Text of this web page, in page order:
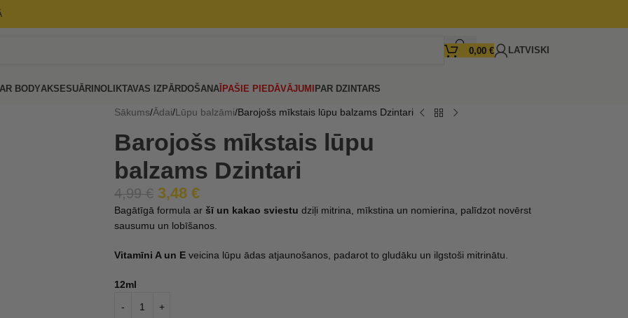
0,00 € LATVISKI
BODYAKSESUĀRINOLIKTAVAS IZPĀRDOŠANAĪPAŠIE PIEDĀVĀJUMIPAR DZINTARS
Sākums Ādai Lūpu balzāmi Barojošs mīkstais lūpu balzams Dzintari
Barojošs mīkstais lūpu
balzams Dzintari
4,99€ 3,48 €
Bagātīgā formula ar šī un kakao sviestu dziļi mitrina, mīkstina un nomierina, palīdzot novērst
sausumu un lobīšanos.
Vitamīni A un E veicina lūpu ādas atjaunošanos, padarot to gludāku un ilgstoši mitrinātu.
12ml